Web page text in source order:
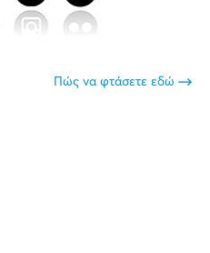
Πώς να φτάσετε εδώ